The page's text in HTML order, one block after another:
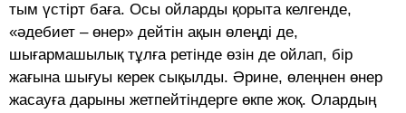
тым үстірт баға. Осы ойларды қорыта келгенде,
«әдебиет – өнер» дейтін ақын өлеңді де,
шығармашылық тұлға ретінде өзін де ойлап, бір
жағына шығуы керек сықылды. Әрине, өлеңнен өнер
жасауға дарыны жетпейтіндерге өкпе жоқ. Олардың